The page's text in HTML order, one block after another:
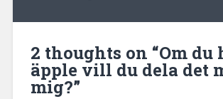
2 thoughts on “Om du
äpple vill du dela det
mig?”